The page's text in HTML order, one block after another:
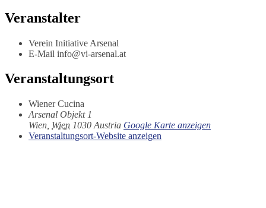
Veranstalter
Verein Initiative Arsenal
E-Mail info@vi-arsenal.at
Veranstaltungsort
Wiener Cucina
Arsenal Objekt 1
Wien Wien 1030 Austria Google Karte anzeigen
Veranstaltungsort-Website anzeigen